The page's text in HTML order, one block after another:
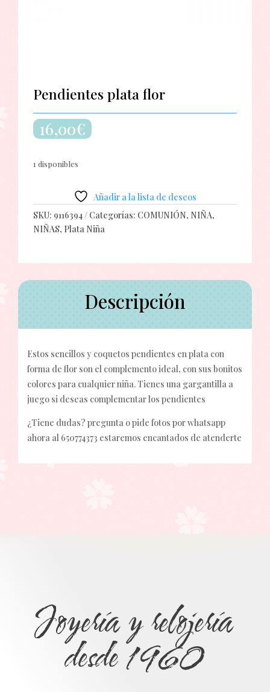
Pendientes plata flor
16,00€
1 disponibles
Añadir a la lista de deseos
SKU: 9116394 Categorías: COMUNIÓN, NIÑA,
NIÑAS, Plata Niña
Descripción
Estos sencillos y coquetos pendientes en plata con
forma de flor son el complemento ideal, con sus bonitos
colores para cualquier niña. Tienes una gargantilla a
juego si deseas complementar los pendientes
¿Tiene dudas? pregunta o pide fotos por whatsapp
ahora al 650774373 estaremos encantados de atenderte
Joyería y relojería
desde 1960